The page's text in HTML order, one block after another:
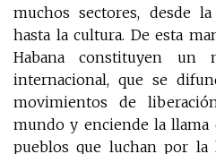
muchos sectores, desde
hasta la cultura. De esta
Habana constituyen un
internacional, que se
movimientos de
mundo y enciende la llama
pueblos que luchan por